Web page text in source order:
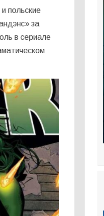
польские
за
в сериале